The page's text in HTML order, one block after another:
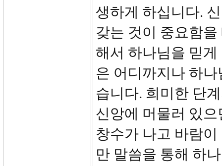
생하게 하십니다.
갖는 것이 중요함
해서 하나님을 믿
은 어디까지나 하
습니다. 희미한 단
신앙에 머물러 있
창수가 나고 바람
만 말씀을 통해 하